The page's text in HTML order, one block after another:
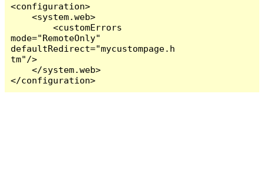
<configuration>
    <system.web>
        <customErrors
mode="RemoteOnly"
defaultRedirect="mycustompage.h
tm"/>
    </system.web>
</configuration>